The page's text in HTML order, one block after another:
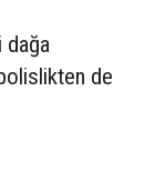
dağa
de